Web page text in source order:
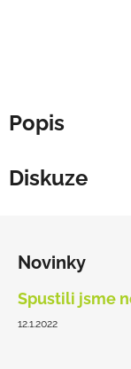
Popis
Diskuze
Novinky
Spustili jsme
12.1.2022